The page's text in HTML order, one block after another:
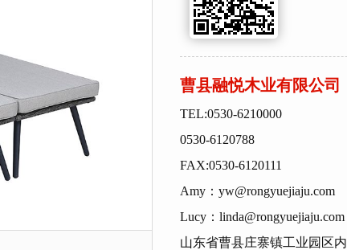
曹县融悦木业有限公司
TEL:0530-6210000
0530-6120788
FAX:0530-6120111
Amy：yw@rongyuejiaju.com
Lucy：linda@rongyuejiaju.com
山东省曹县庄寨镇工业园区内